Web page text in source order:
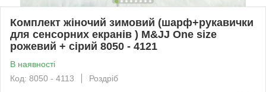
Комплект жіночий зимовий (шарф+рукавички
для сенсорних екранів ) M&JJ One size
рожевий + сірий 8050 - 4121
В наявності
Код: 8050 - 4113
Роздріб